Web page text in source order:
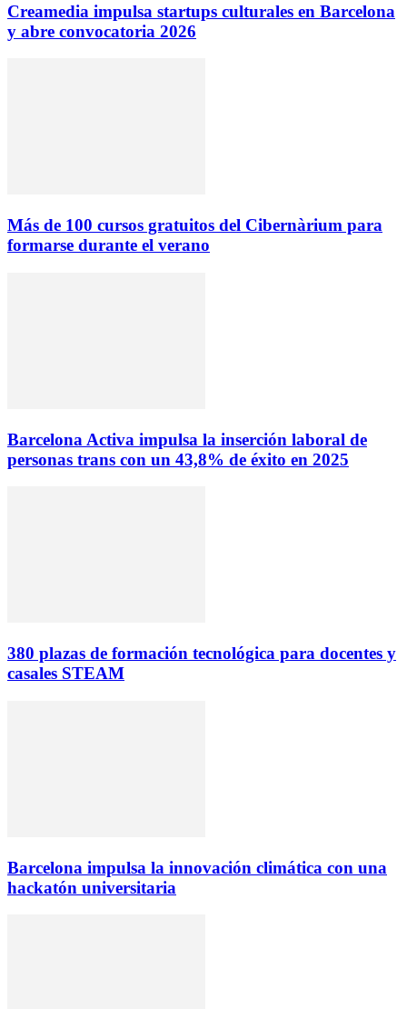
Creamedia impulsa startups culturales en Barcelona
y abre convocatoria 2026
Más de 100 cursos gratuitos del Cibernàrium para
formarse durante el verano
Barcelona Activa impulsa la inserción laboral de
personas trans con un 43,8% de éxito en 2025
380 plazas de formación tecnológica para docentes y
casales STEAM
Barcelona impulsa la innovación climática con una
hackatón universitaria